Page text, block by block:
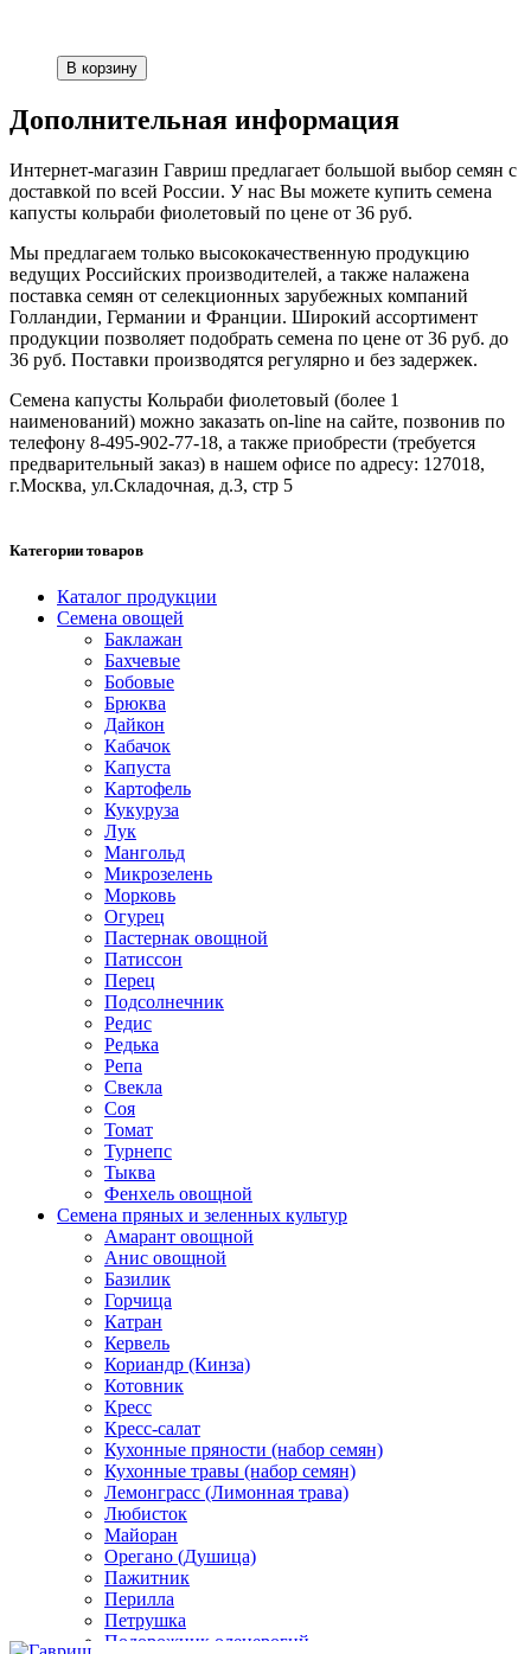
Дополнительная информация
Интернет-магазин Гавриш предлагает большой выбор семян с
доставкой по всей России. У нас Вы можете купить семена
капусты кольраби фиолетовый по цене от 36 руб.
Мы предлагаем только высококачественную продукцию
ведущих Российских производителей, а также налажена
поставка семян от селекционных зарубежных компаний
Голландии, Германии и Франции. Широкий ассортимент
продукции позволяет подобрать семена по цене от 36 руб. до
36 руб. Поставки производятся регулярно и без задержек.
Семена капусты Кольраби фиолетовый (более 1
наименований) можно заказать on-line на сайте, позвонив по
телефону 8-495-902-77-18, а также приобрести (требуется
предварительный заказ) в нашем офисе по адресу: 127018,
г.Москва, ул.Складочная, д.3, стр 5
Категории товаров
Каталог продукции
Семена овощей
Баклажан
Бахчевые
Бобовые
Брюква
Дайкон
Кабачок
Капуста
Картофель
Кукуруза
Лук
Мангольд
Микрозелень
Морковь
Огурец
Пастернак овощной
Патиссон
Перец
Подсолнечник
Редис
Редька
Репа
Свекла
Соя
Томат
Турнепс
Тыква
Фенхель овощной
Семена пряных и зеленных культур
Амарант овощной
Анис овощной
Базилик
Горчица
Катран
Кервель
Кориандр (Кинза)
Котовник
Кресс
Кресс-салат
Кухонные пряности (набор семян)
Кухонные травы (набор семян)
Лемонграсс (Лимонная трава)
Любисток
Майоран
Орегано (Душица)
Пажитник
Перилла
Петрушка
Подорожник оленерогий